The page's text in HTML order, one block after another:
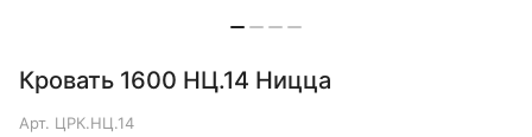
Кровать 1600 НЦ.14 Ницца
Арт. ЦРК.НЦ.14